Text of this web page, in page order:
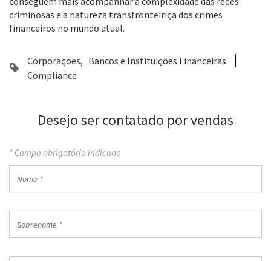
criminosas e a natureza transfronteiriça dos crimes
financeiros no mundo atual.
Corporações
Bancos e Instituições Financeiras
Compliance
Desejo ser contatado por vendas
* Campo obrigatório indicado